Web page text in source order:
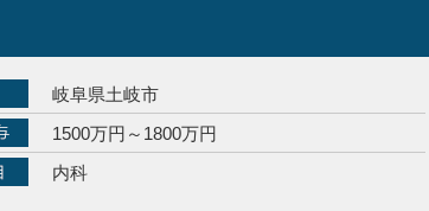
岐阜県土岐市
1500万円～1800万円
内科